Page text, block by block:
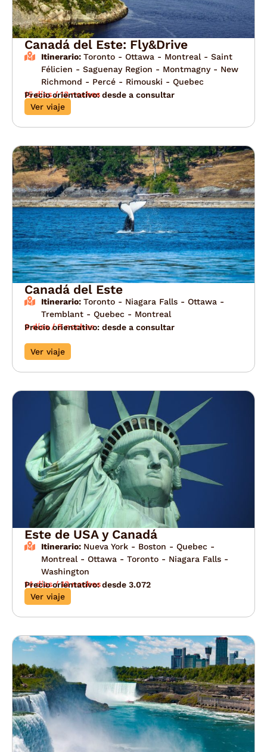
Canadá del Este: Fly&Drive
Itinerario: Toronto - Ottawa - Montreal - Saint
Félicien - Saguenay Region - Montmagny - New
Richmond - Percé - Rimouski - Quebec
15 días / 13 noches
Precio orientativo: desde a consultar
Ver viaje
Canadá del Este
Itinerario: Toronto - Niagara Falls - Ottawa -
Tremblant - Quebec - Montreal
9 días / 8 noches
Precio orientativo: desde a consultar
Ver viaje
Este de USA y Canadá
Itinerario: Nueva York - Boston - Quebec -
Montreal - Ottawa - Toronto - Niagara Falls -
Washington
14 días / 13 noches
Precio orientativo: desde 3.072
Ver viaje